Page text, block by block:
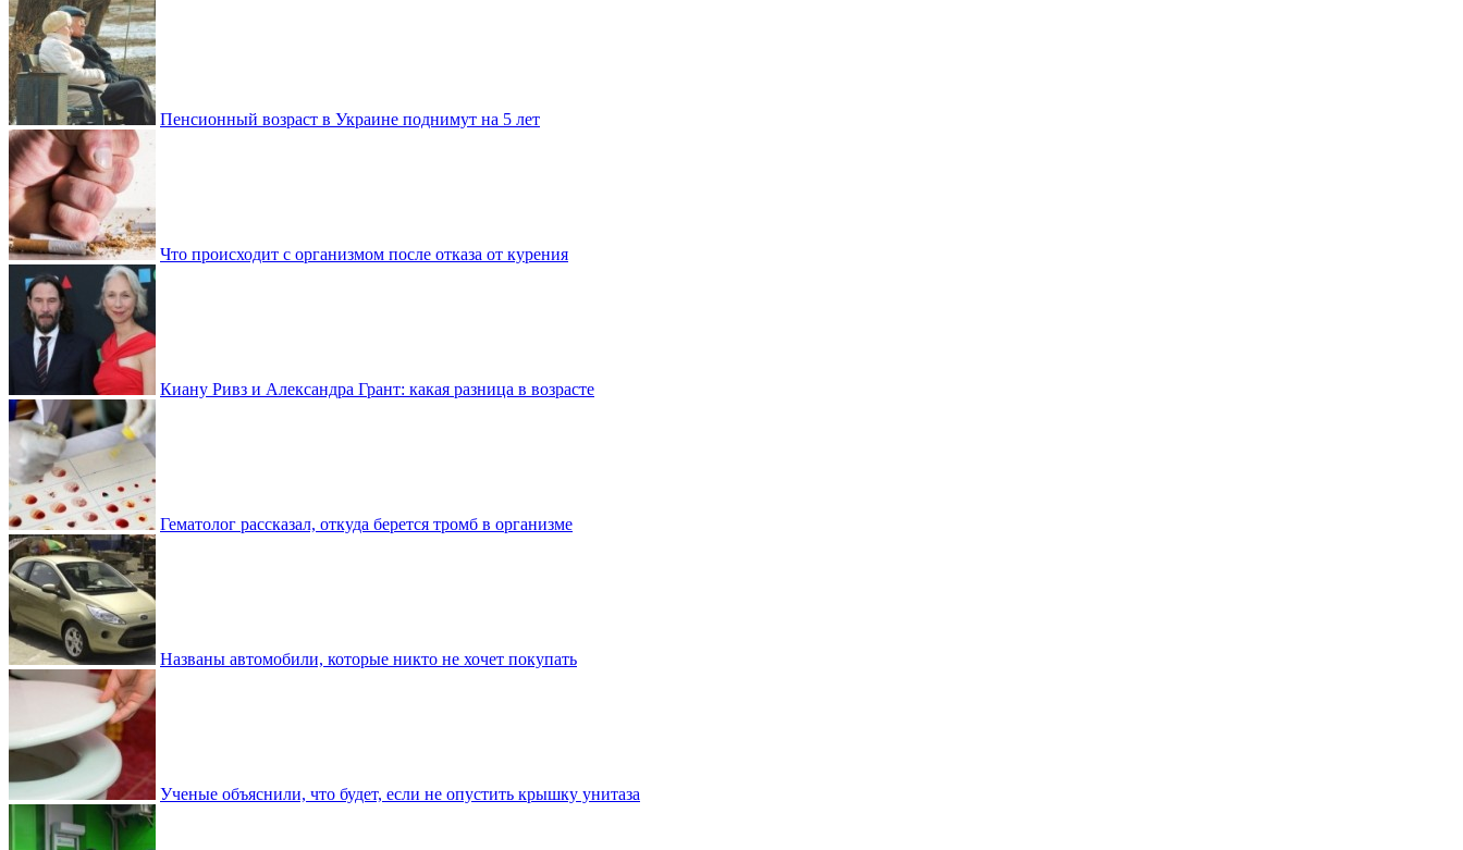
Пенсионный возраст в Украине поднимут на 5 лет
Что происходит с организмом после отказа от курения
Киану Ривз и Александра Грант: какая разница в возрасте
Гематолог рассказал, откуда берется тромб в организме
Названы автомобили, которые никто не хочет покупать
Ученые объяснили, что будет, если не опустить крышку унитаза